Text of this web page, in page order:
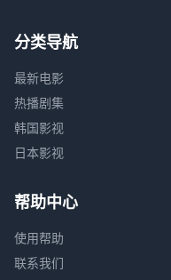
分类导航
最新电影
热播剧集
韩国影视
日本影视
帮助中心
使用帮助
联系我们